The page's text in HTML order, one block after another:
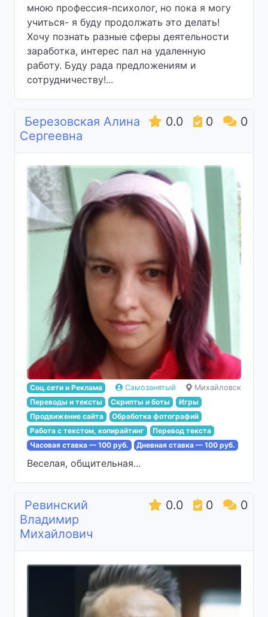
мною профессия-психолог, но пока я могу
учиться- я буду продолжать это делать!
Хочу познать разные сферы деятельности
заработка, интерес пал на удаленную
работу. Буду рада предложениям и
сотрудничеству!...
0.0 0 0
Березовская Алина
Сергеевна
Самозанятый Михайловск
Соц.сети и Реклама
Переводы и тексты
Скрипты и боты
Игры
Продвижение сайта
Обработка фотографий
Работа с текстом, копирайтинг
Перевод текста
Часовая ставка — 100 руб.
Дневная ставка — 100 руб.
Веселая, общительная...
0.0 0 0
Ревинский
Владимир
Михайлович